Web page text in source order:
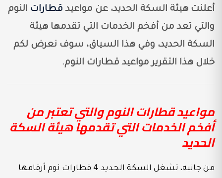
أعلنت هيئة السكة الحديد، عن مواعيد قطارات النوم
والتي تعد من أفخم الخدمات التي تقدمها هيئة
السكة الحديد، وفي هذا السياق، سوف نعرض لكم
خلال هذا التقرير مواعيد قطارات النوم.
مواعيد قطارات النوم والتي تعتبر من
أفخم الخدمات التي تقدمها هيئة السكة
الحديد
من جانبه، تشغل السكة الحديد 4 قطارات نوم أرقامها